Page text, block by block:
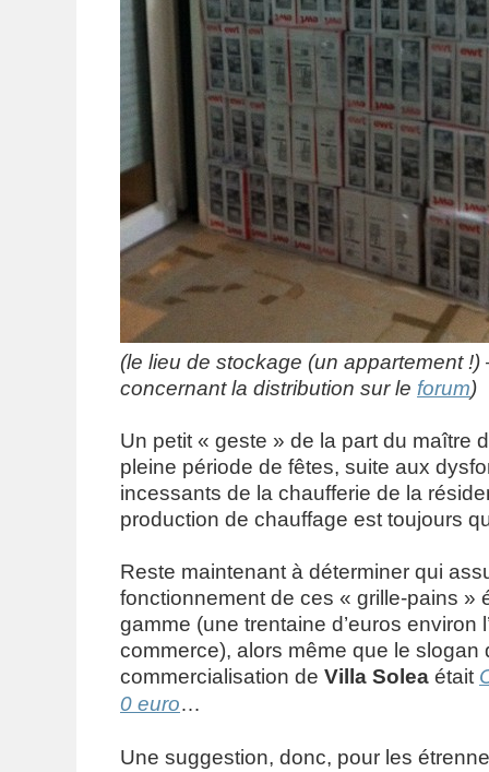
(le lieu de stockage (un appartement !)
concernant la distribution sur le forum)
Un petit « geste » de la part du maître
pleine période de fêtes, suite aux
incessants de la chaufferie de la
production de chauffage est toujours
Reste maintenant à déterminer qui
fonctionnement de ces « grille-pains »
gamme (une trentaine d’euros environ
commerce), alors même que le slogan
commercialisation de Villa Solea était
0 euro…
Une suggestion, donc, pour les